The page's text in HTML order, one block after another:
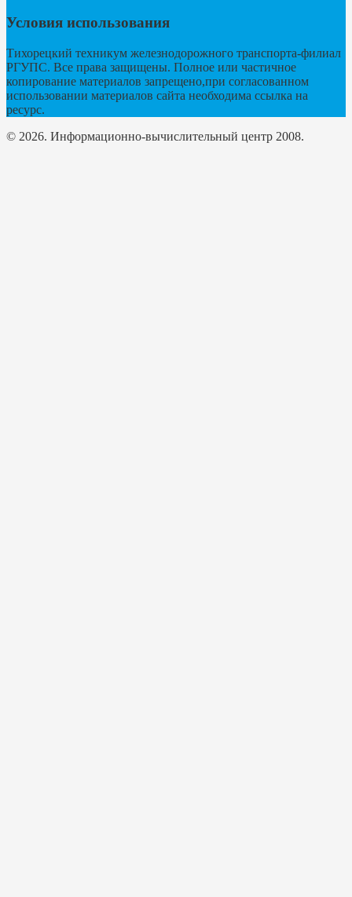
Условия использования
Тихорецкий техникум железнодорожного транспорта-филиал
РГУПС. Все права защищены. Полное или частичное
копирование материалов запрещено,при согласованном
использовании материалов сайта необходима ссылка на
ресурс.
© 2026. Информационно-вычислительный центр 2008.